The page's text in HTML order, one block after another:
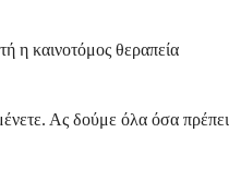
η καινοτόμος θεραπεία
Ας δούμε όλα όσα πρέπει